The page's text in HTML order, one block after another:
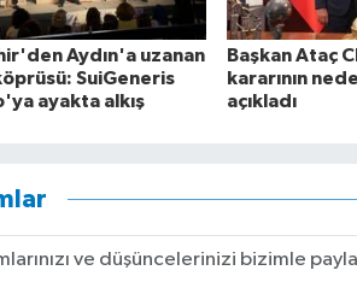
Aydın'a uzanan
SuiGeneris
ayakta alkış
Başkan Ataç
kararının
açıkladı